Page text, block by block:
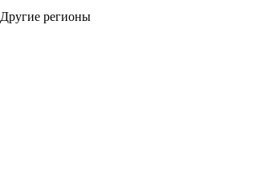
Другие регионы